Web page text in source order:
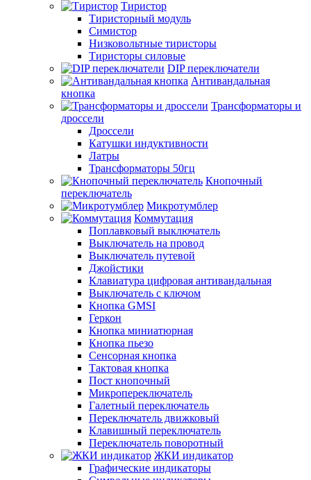
Тиристор
Тиристорный модуль
Симистор
Низковольтные тиристоры
Тиристоры силовые
DIP переключатели
Антивандальная
кнопка
Трансформаторы и
дроссели
Дроссели
Катушки индуктивности
Латры
Трансформаторы 50гц
Кнопочный
переключатель
Микротумблер
Коммутация
Поплавковый выключатель
Выключатель на провод
Выключатель путевой
Джойстики
Клавиатура цифровая антивандальная
Выключатель с ключом
Кнопка GMSI
Геркон
Кнопка миниатюрная
Кнопка пьезо
Сенсорная кнопка
Тактовая кнопка
Пост кнопочный
Микропереключатель
Галетный переключатель
Переключатель движковый
Клавишный переключатель
Переключатель поворотный
ЖКИ индикатор
Графические индикаторы